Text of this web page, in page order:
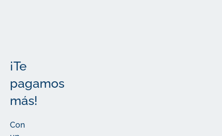
¡Te
pagamos
más!
Con